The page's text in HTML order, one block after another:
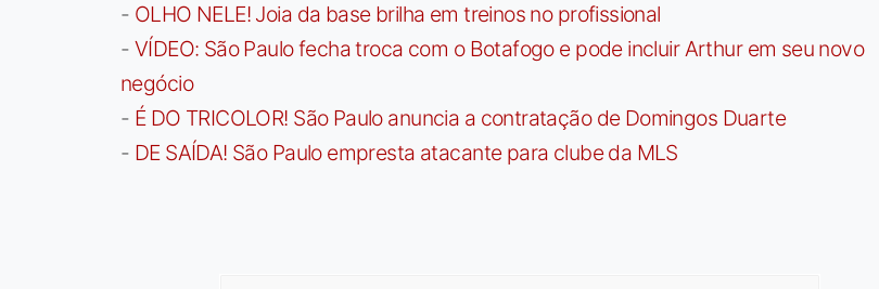
- OLHO NELE! Joia da base brilha em treinos no profissional
- VÍDEO: São Paulo fecha troca com o Botafogo e pode incluir Arthur em seu novo
negócio
- É DO TRICOLOR! São Paulo anuncia a contratação de Domingos Duarte
- DE SAÍDA! São Paulo empresta atacante para clube da MLS